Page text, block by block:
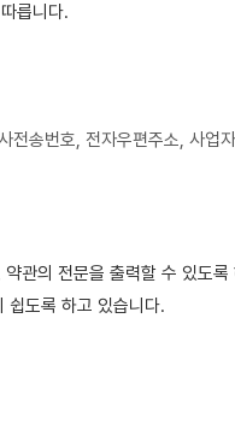
릅니다.
송번호, 전자우편주소, 사업
관의 전문을 출력할 수 있도록
쉽도록 하고 있습니다.